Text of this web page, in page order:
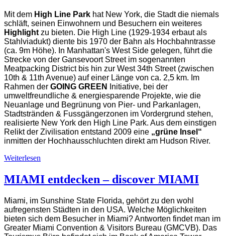
Mit dem High Line Park hat New York, die Stadt die niemals
schläft, seinen Einwohnern und Besuchern ein weiteres
Highlight zu bieten. Die High Line (1929-1934 erbaut als
Stahlviadukt) diente bis 1970 der Bahn als Hochbahntrasse
(ca. 9m Höhe). In Manhattan's West Side gelegen, führt die
Strecke von der Gansevoort Street im sogenannten
Meatpacking District bis hin zur West 34th Street (zwischen
10th & 11th Avenue) auf einer Länge von ca. 2,5 km. Im
Rahmen der GOING GREEN
Initiative, bei der
umweltfreundliche & energiesparende Projekte, wie die
Neuanlage und Begrünung von Pier- und Parkanlagen,
Stadtstränden & Fussgängerzonen im Vordergrund stehen,
realisierte New York den High Line Park. Aus dem einstigen
Relikt der Zivilisation entstand 2009 eine „grüne Insel“
inmitten der Hochhausschluchten direkt am Hudson River.
Weiterlesen
MIAMI entdecken – discover MIAMI
Miami, im Sunshine State Florida, gehört zu den wohl
aufregensten Städten in den USA. Welche Möglichkeiten
bieten sich dem Besucher in Miami? Antworten findet man im
Greater Miami Convention & Visitors Bureau (GMCVB). Das